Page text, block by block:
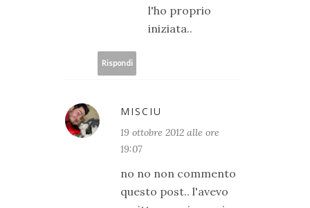
l'ho proprio
iniziata..
Rispondi
MISCIU
19 ottobre 2012 alle ore
19:07
no no non commento
questo post.. l'avevo